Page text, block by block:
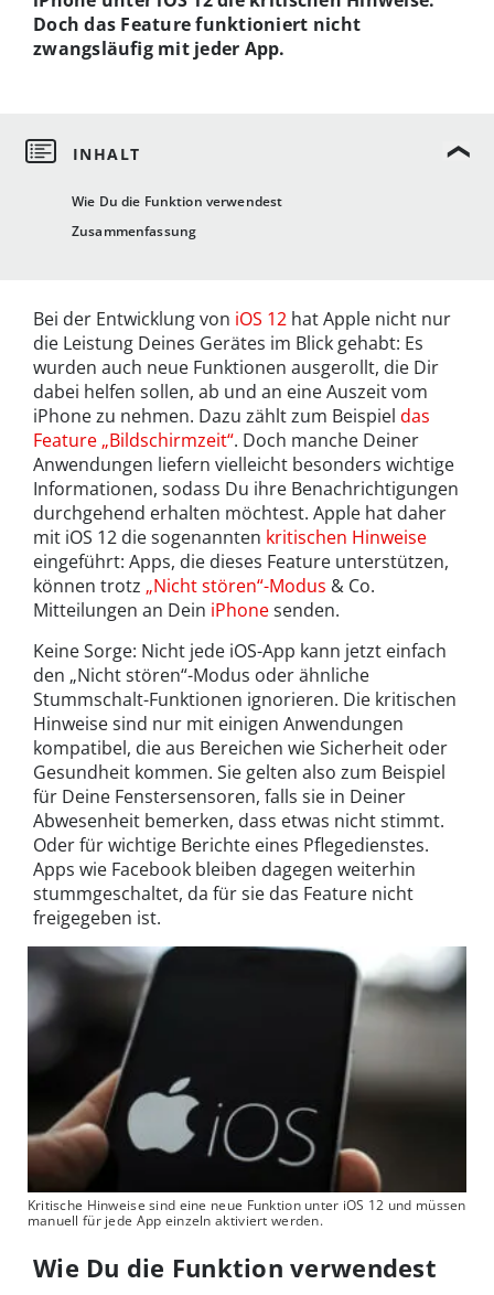
Wie Du die Funktion verwendest
Zusammenfassung
Doch das Feature funktioniert nicht
zwangsläufig mit jeder App.
Bei der Entwicklung von iOS 12 hat Apple nicht nur
die Leistung Deines Gerätes im Blick gehabt: Es
wurden auch neue Funktionen ausgerollt, die Dir
dabei helfen sollen, ab und an eine Auszeit vom
iPhone zu nehmen. Dazu zählt zum Beispiel das
Feature „Bildschirmzeit“. Doch manche Deiner
Anwendungen liefern vielleicht besonders wichtige
Informationen, sodass Du ihre Benachrichtigungen
durchgehend erhalten möchtest. Apple hat daher
mit iOS 12 die sogenannten kritischen Hinweise
eingeführt: Apps, die dieses Feature unterstützen,
können trotz „Nicht stören“-Modus & Co.
Mitteilungen an Dein iPhonesenden.
Keine Sorge: Nicht jede iOS-App kann jetzt einfach
den „Nicht stören“-Modus oder ähnliche
Stummschalt-Funktionen ignorieren. Die kritischen
Hinweise sind nur mit einigen Anwendungen
kompatibel, die aus Bereichen wie Sicherheit oder
Gesundheit kommen. Sie gelten also zum Beispiel
für Deine Fenstersensoren, falls sie in Deiner
Abwesenheit bemerken, dass etwas nicht stimmt.
Oder für wichtige Berichte eines Pflegedienstes.
Apps wie Facebook bleiben dagegen weiterhin
stummgeschaltet, da für sie das Feature nicht
freigegeben ist.
Kritische Hinweise sind eine neue Funktion unter iOS 12 und müssen
manuell für jede App einzeln aktiviert werden.
Wie Du die Funktion verwendest